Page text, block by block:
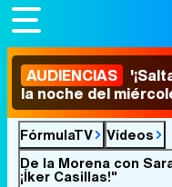
AUDIENCIAS
la noche del
FórmulaTV
Vídeos
De la Morena con
¡Íker Casillas!"